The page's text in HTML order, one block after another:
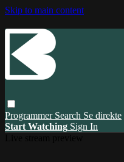
Skip to main content
Programmer Search Se direkte
Start Watching Sign In